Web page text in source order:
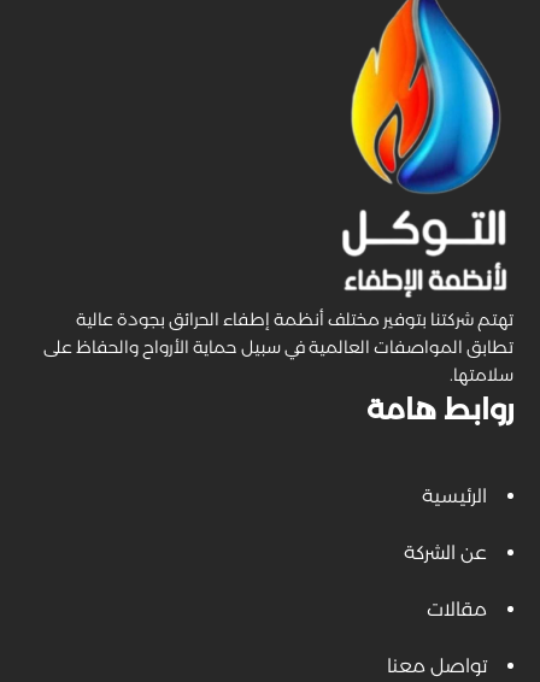
روابط هامة
الرئيسية
عن الشركة
مقالات
تواصل معنا
تهتم شركتنا بتوفير مختلف أنظمة إطفاء الحرائق بجودة عالية
تطابق المواصفات العالمية في سبيل حماية الأرواح والحفاظ على
سلامتها.